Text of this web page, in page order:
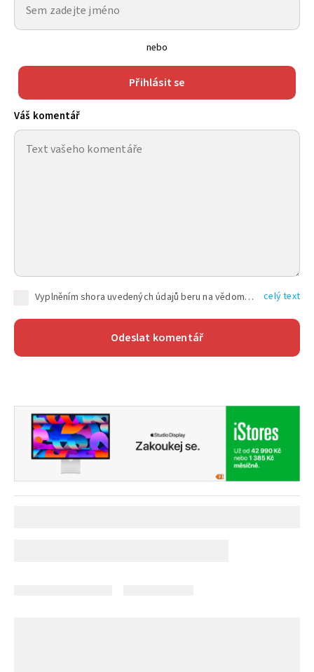
nebo
Přihlásit se
Váš komentář
Vyplněním shora uvedených údajů beru na vědomí, že společnost TEXT FACTORY s.r.o., sídlem Brno, Durďákova 336/29, Černá Pole, PSČ: 613 00, IČ: 06157831, zapsané u Krajského soudu v Brně, oddíl C, vložka 100399, bude zpracovávat mé osobní údaje uvedené v rámci mnou vyplněného registračního formuláře na základě oprávněných zájmů TEXT FACTORY s.r.o. dle čl. 6 odst. 1 písm. f) GDPR a pro splnění právních povinností (čl. 6 odst. 1 písm. c) GDPR), a to pro tyto účely: nezbytnost zajistit oprávnění návštěvníka webových stránek provozovaných společností TEXT FACTORY s.r.o. přispívat aktivně ke zveřejněným článkům nebo v rámci diskusních fór a výkon práv TEXT FACTORY s.r.o. jako administrátora těchto diskusních fór. Více informací o zpracování osobních údajů a právech lze nalézt v celý text